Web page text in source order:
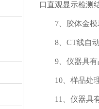
口直观显示检测
7、胶体金模块
8、CT线自动
9、仪器具有品
10、样品处理
11、仪器具有